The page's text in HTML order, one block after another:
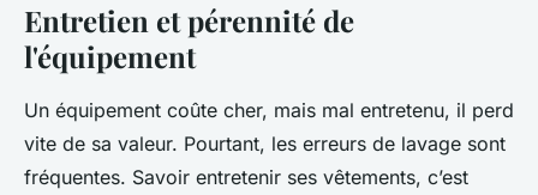
Entretien et pérennité de
l'équipement
Un équipement coûte cher, mais mal entretenu, il perd
vite de sa valeur. Pourtant, les erreurs de lavage sont
fréquentes. Savoir entretenir ses vêtements, c’est